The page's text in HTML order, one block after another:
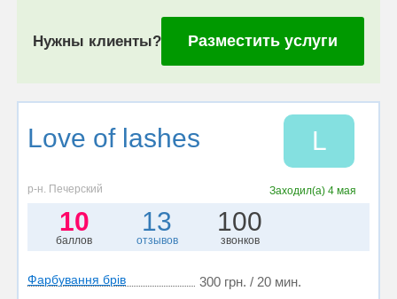
Нужны клиенты? Разместить услуги
Love of lashes L
р-н. Печерский Заходил(а) 4 мая
10
баллов
13
отзывов
100
звонков
Фарбування брів
300 грн. / 20 мин.